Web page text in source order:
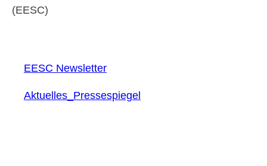
(EESC)
EESC Newsletter
Aktuelles_Pressespiegel